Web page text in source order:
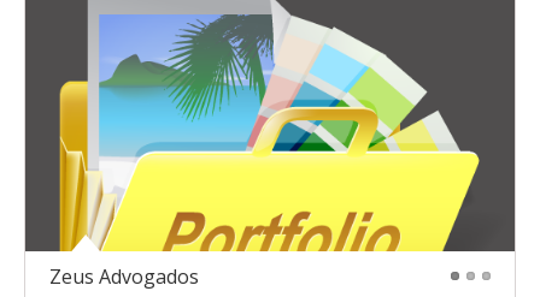
Zeus Advogados